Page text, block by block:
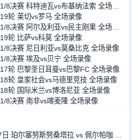
轮 莱切vs罗马 全场录像
轮 比萨vs科莫 全场录像
8决赛 尼日利亚vs莫桑比克 全场录像
8决赛 埃及vs贝宁 全场录像
轮 巴黎圣日耳曼vs巴黎FC 全场录像
轮 皇家社会vs马德里竞技 全场录像
轮 国际米兰vs博洛尼亚 全场录像
8决赛 南非vs喀麦隆 全场录像